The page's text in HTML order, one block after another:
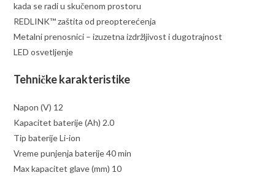
kada se radi u skučenom prostoru
REDLINK™ zaštita od preopterećenja
Metalni prenosnici – izuzetna izdržljivost i dugotrajnost
LED osvetljenje
Tehničke karakteristike
Napon (V) 12
Kapacitet baterije (Ah) 2.0
Tip baterije Li-ion
Vreme punjenja baterije 40 min
Max kapacitet glave (mm) 10